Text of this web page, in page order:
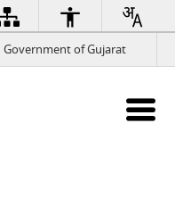
Government of Gujarat